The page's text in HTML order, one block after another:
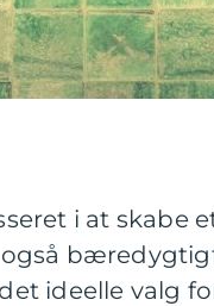
i at skabe
ideelle valg